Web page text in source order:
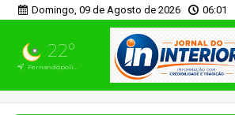
Domingo, 09 de Agosto de 2026 06:01
22°
Fernandópolis, SP